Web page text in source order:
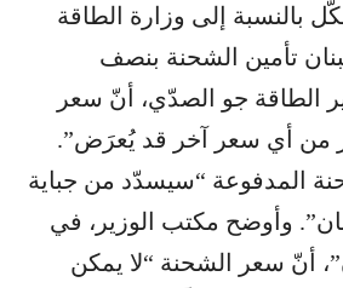
بالنسبة إلى وزارة الطاقة
تأمين الشحنة بنصف
الطاقة جو الصدّي، أنّ سعر
من أي سعر آخر قد يُعرَض”.
المدفوعة “سيسدّد من جباية
وأوضح مكتب الوزير، في
أنّ سعر الشحنة “لا يمكن